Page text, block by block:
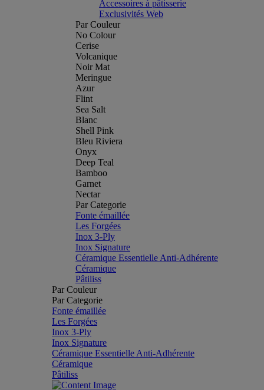
Accessoires à pâtisserie
Exclusivités Web
Par Couleur
No Colour
Cerise
Volcanique
Noir Mat
Meringue
Azur
Flint
Sea Salt
Blanc
Shell Pink
Bleu Riviera
Onyx
Deep Teal
Bamboo
Garnet
Nectar
Par Categorie
Fonte émaillée
Les Forgées
Inox 3-Ply
Inox Signature
Céramique Essentielle Anti-Adhérente
Céramique
Pâtiliss
Par Couleur
Par Categorie
Fonte émaillée
Les Forgées
Inox 3-Ply
Inox Signature
Céramique Essentielle Anti-Adhérente
Céramique
Pâtiliss